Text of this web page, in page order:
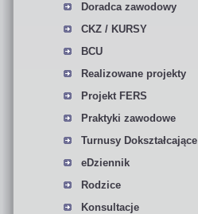
Doradca zawodowy
CKZ / KURSY
BCU
Realizowane projekty
Projekt FERS
Praktyki zawodowe
Turnusy Dokształcające
eDziennik
Rodzice
Konsultacje